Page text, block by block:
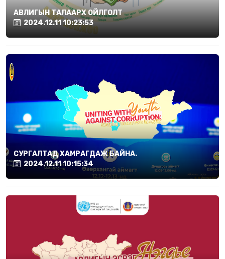
АВЛИГЫН ТАЛААРХ ОЙЛГОЛТ
2024.12.11 10:23:53
СУРГАЛТАД ХАМРАГДАЖ БАЙНА.
2024.12.11 10:15:34